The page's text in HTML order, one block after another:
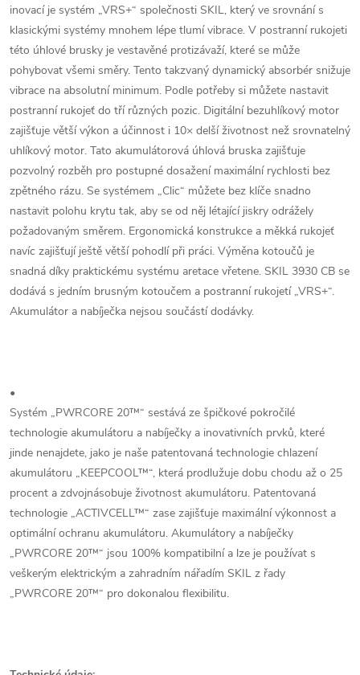
inovací je systém „VRS+“ společnosti SKIL, který ve srovnání s
klasickými systémy mnohem lépe tlumí vibrace. V postranní rukojeti
této úhlové brusky je vestavěné protizávaží, které se může
pohybovat všemi směry. Tento takzvaný dynamický absorbér snižuje
vibrace na absolutní minimum. Podle potřeby si můžete nastavit
postranní rukojeť do tří různých pozic. Digitální bezuhlíkový motor
zajišťuje větší výkon a účinnost i 10× delší životnost než srovnatelný
uhlíkový motor. Tato akumulátorová úhlová bruska zajišťuje
pozvolný rozběh pro postupné dosažení maximální rychlosti bez
zpětného rázu. Se systémem „Clic“ můžete bez klíče snadno
nastavit polohu krytu tak, aby se od něj létající jiskry odrážely
požadovaným směrem. Ergonomická konstrukce a měkká rukojeť
navíc zajišťují ještě větší pohodlí při práci. Výměna kotoučů je
snadná díky praktickému systému aretace vřetene. SKIL 3930 CB se
dodává s jedním brusným kotoučem a postranní rukojetí „VRS+“.
Akumulátor a nabíječka nejsou součástí dodávky.
•
Systém „PWRCORE 20™“ sestává ze špičkové pokročilé
technologie akumulátoru a nabíječky a inovativních prvků, které
jinde nenajdete, jako je naše patentovaná technologie chlazení
akumulátoru „KEEPCOOL™“, která prodlužuje dobu chodu až o 25
procent a zdvojnásobuje životnost akumulátoru. Patentovaná
technologie „ACTIVCELL™“ zase zajišťuje maximální výkonnost a
optimální ochranu akumulátoru. Akumulátory a nabíječky
„PWRCORE 20™“ jsou 100% kompatibilní a lze je používat s
veškerým elektrickým a zahradním nářadím SKIL z řady
„PWRCORE 20™“ pro dokonalou flexibilitu.